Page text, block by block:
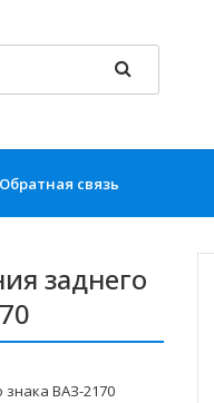
Обратная связь
заднего
ВАЗ-2170